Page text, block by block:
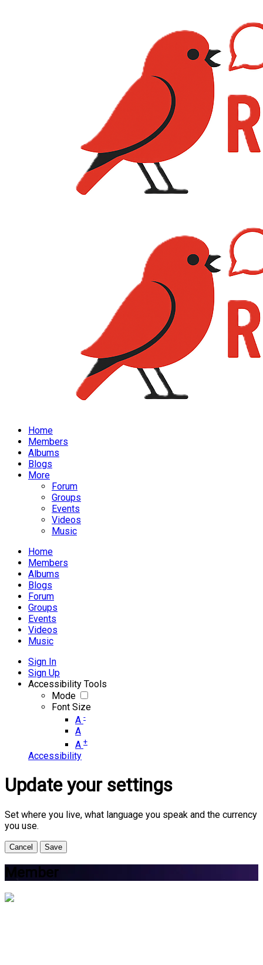
Home
Members
Albums
Blogs
More
Forum
Groups
Events
Videos
Music
Home
Members
Albums
Blogs
Forum
Groups
Events
Videos
Music
Sign In
Sign Up
Accessibility Tools
Mode
Font Size
A -
A
A +
Accessibility
Update your settings
Set where you live, what language you speak and the currency
you use.
Cancel Save
Member